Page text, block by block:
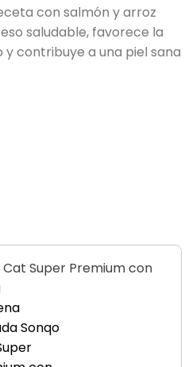
con salmón y arroz
saludable, favorece la
contribuye a una piel sana
Super Premium con